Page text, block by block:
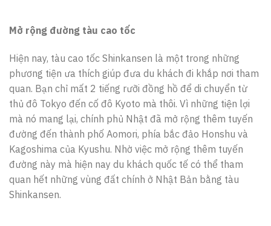
Mở rộng đường tàu cao tốc
Hiện nay, tàu cao tốc Shinkansen là một trong những
phương tiện ưa thích giúp đưa du khách đi khắp nơi tham
quan. Bạn chỉ mất 2 tiếng rưỡi đồng hồ để di chuyển từ
thủ đô Tokyo đến cố đô Kyoto mà thôi. Vì những tiện lợi
mà nó mang lại, chính phủ Nhật đã mở rộng thêm tuyến
đường đến thành phố Aomori, phía bắc đảo Honshu và
Kagoshima của Kyushu. Nhờ việc mở rộng thêm tuyến
đường này mà hiện nay du khách quốc tế có thể tham
quan hết những vùng đất chính ở Nhật Bản bằng tàu
Shinkansen.